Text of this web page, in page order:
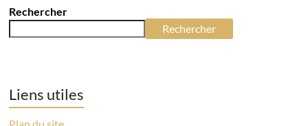
Rechercher
Rechercher
Liens utiles